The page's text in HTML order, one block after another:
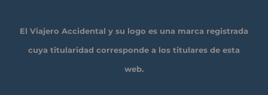
El Viajero Accidental y su logo es una marca registrada
cuya titularidad corresponde a los titulares de esta
web.